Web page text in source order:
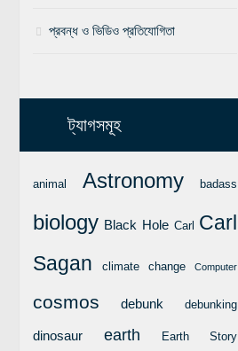
টাইমলাইন
অন্যান্য
লেখকদের আঙিনা
আপনার প্রোফাইল
বিজ্ঞানযাত্রা ম্যাগাজিন
বিজ্ঞানযাত্রা সংবাদ/বিজ্ঞপ্তি
প্রবন্ধ ও ভিডিও প্রতিযোগিতা
ট্যাগসমূহ
animal Astronomy badass
biology Black Hole Carl Carl
Sagan
climate change Computer
cosmos debunk debunking
dinosaur earth Earth Story